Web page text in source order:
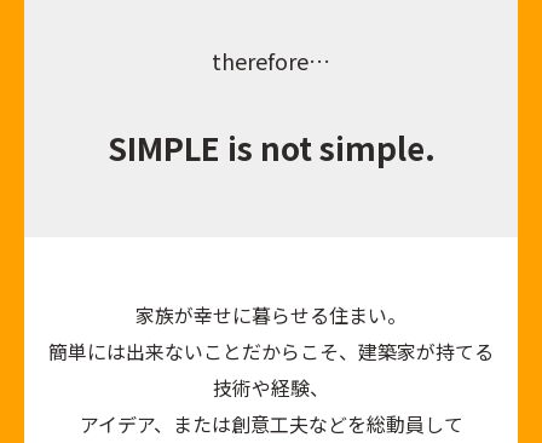
therefore…
SIMPLE is not simple.
家族が幸せに暮らせる住まい。
簡単には出来ないことだからこそ、建築家が持てる
技術や経験、
アイデア、または創意工夫などを総動員して